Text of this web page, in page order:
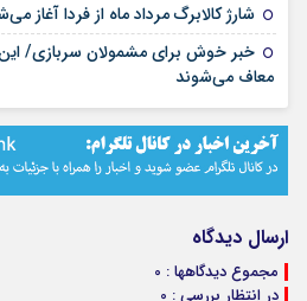
شارژ کالابرگ مرداد ماه از فردا آغاز
خبر خوش برای مشمولان سربازی/
معاف می‌شوند
ارسال دیدگاه
مجموع دیدگاهها : 0